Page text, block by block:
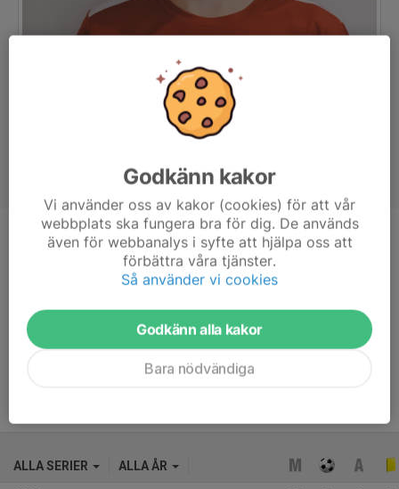
Position
-
15 år
Driver på laget och stöttar sina medspelare. Hård och tuff
närkampsspelare som är svår att ta bollen från.
ALLA SERIER ALLA ÅR
Godkänn kakor
Vi använder oss av kakor (cookies) för att vår
webbplats ska fungera bra för dig. De används
även för webbanalys i syfte att hjälpa oss att
förbättra våra tjänster.
Så använder vi cookies
Godkänn alla kakor
Bara nödvändiga